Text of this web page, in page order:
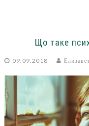
Що таке
09.09.2018